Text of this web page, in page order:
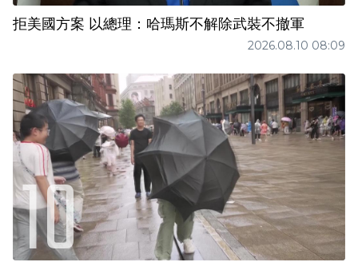
拒美國方案 以總理：哈瑪斯不解除武裝不撤軍
2026.08.10 08:09